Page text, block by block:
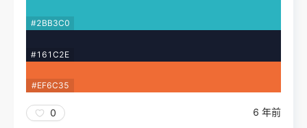
#2BB3C0
#161C2E
#EF6C35
0 6 年前